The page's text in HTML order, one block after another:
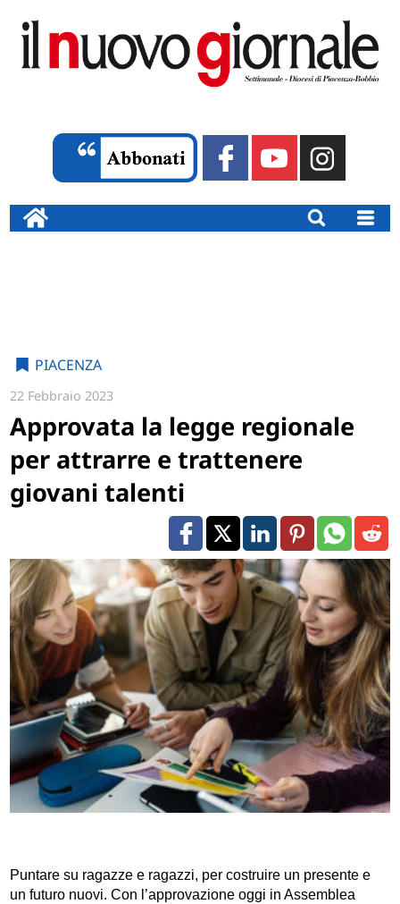
PIACENZA
22 Febbraio 2023
Approvata la legge regionale
per attrarre e trattenere
giovani talenti
Puntare su ragazze e ragazzi, per costruire un presente e
un futuro nuovi. Con l’approvazione oggi in Assemblea